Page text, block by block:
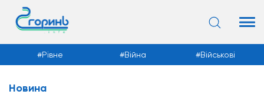
Новини
Рівне Війна Військові
Новина